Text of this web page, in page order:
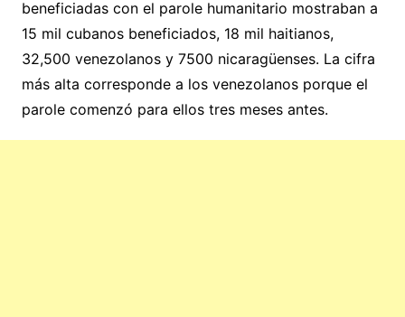
beneficiadas con el parole humanitario mostraban a
15 mil cubanos beneficiados, 18 mil haitianos,
32,500 venezolanos y 7500 nicaragüenses. La cifra
más alta corresponde a los venezolanos porque el
parole comenzó para ellos tres meses antes.